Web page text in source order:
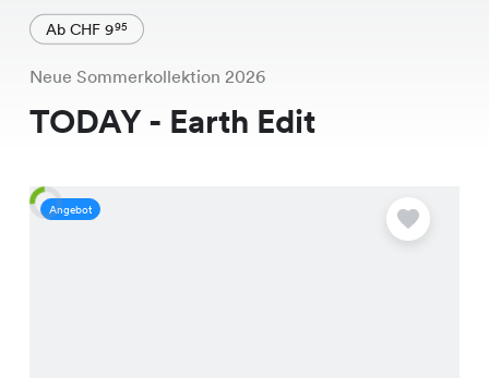
Ab CHF 995
Neue Sommerkollektion 2026
TODAY - Earth Edit
Angebot